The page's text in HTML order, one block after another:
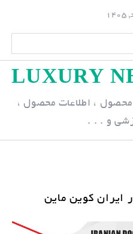
LUXURY
محصول ، اطلاعات محصول ،
و . . .
کوین ماین